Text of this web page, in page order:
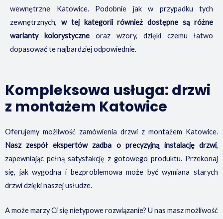
wewnętrzne Katowice. Podobnie jak w przypadku tych
zewnętrznych, w tej kategorii również dostępne są różne
warianty kolorystyczne oraz wzory, dzięki czemu łatwo
dopasować te najbardziej odpowiednie.
Kompleksowa usługa: drzwi
z montażem Katowice
Oferujemy możliwość zamówienia drzwi z montażem Katowice.
Nasz zespół ekspertów zadba o precyzyjną instalację drzwi,
zapewniając pełną satysfakcję z gotowego produktu. Przekonaj
się, jak wygodna i bezproblemowa może być wymiana starych
drzwi dzięki naszej usłudze.
A może marzy Ci się nietypowe rozwiązanie? U nas masz możliwość